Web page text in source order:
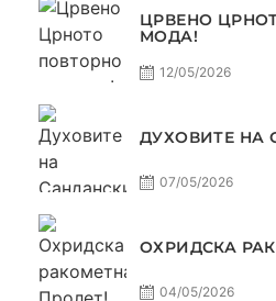
ЦРВЕНО
МОДА!
12/05/2026
ДУХОВИТЕ НА
07/05/2026
ОХРИДСКА
04/05/2026